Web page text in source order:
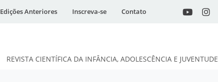
Edições Anteriores Inscreva-se Contato
REVISTA CIENTÍFICA DA INFÂNCIA, ADOLESCÊNCIA E JUVENTUDE